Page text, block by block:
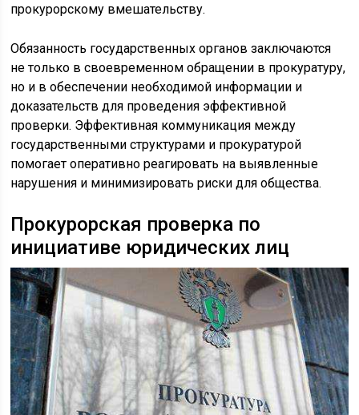
прокурорскому вмешательству.
Обязанность государственных органов заключаются
не только в своевременном обращении в прокуратуру,
но и в обеспечении необходимой информации и
доказательств для проведения эффективной
проверки. Эффективная коммуникация между
государственными структурами и прокуратурой
помогает оперативно реагировать на выявленные
нарушения и минимизировать риски для общества.
Прокурорская проверка по
инициативе юридических лиц